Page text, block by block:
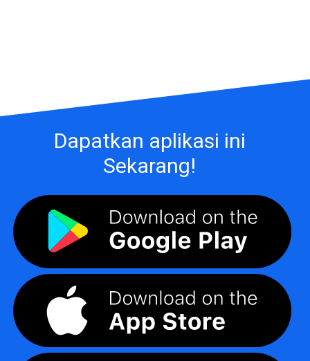
Dapatkan aplikasi ini
Sekarang!